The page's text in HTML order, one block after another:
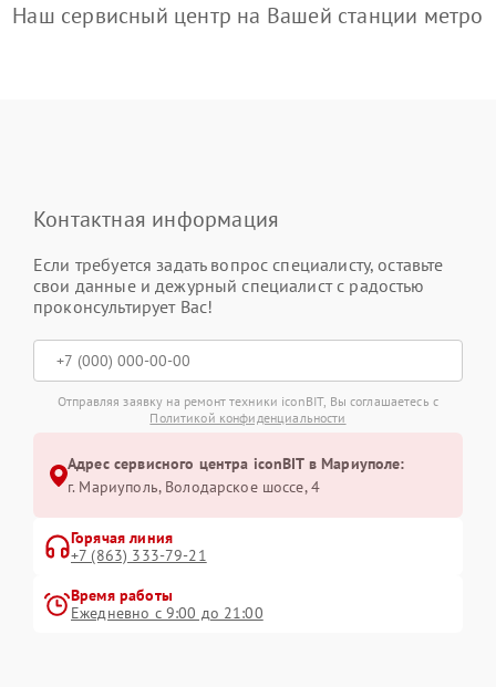
Наш сервисный центр на Вашей станции метро
Контактная информация
Если требуется задать вопрос специалисту, оставьте
свои данные и дежурный специалист с радостью
проконсультирует Вас!
Отправляя заявку на ремонт техники iconBIT, Вы соглашаетесь с
Политикой конфиденциальности
Адрес сервисного центра iconBIT в Мариуполе:
г. Мариуполь, Володарское шоссе, 4
Горячая линия
+7 (863) 333-79-21
Время работы
Ежедневно с 9:00 до 21:00